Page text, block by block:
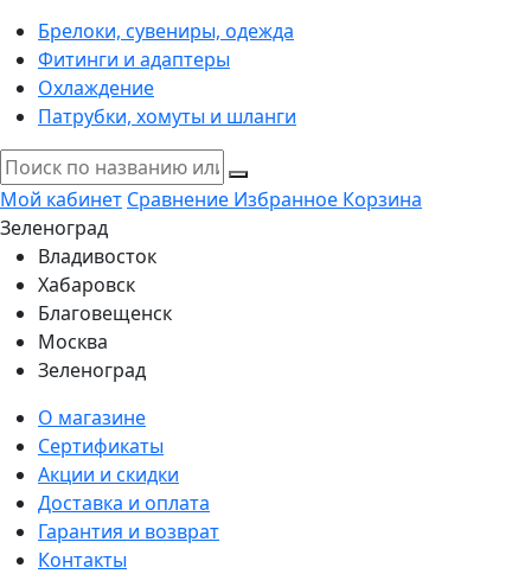
Брелоки, сувениры, одежда
Фитинги и адаптеры
Охлаждение
Патрубки, хомуты и шланги
Мой кабинет Сравнение Избранное Корзина
Зеленоград
Владивосток
Хабаровск
Благовещенск
Москва
Зеленоград
О магазине
Сертификаты
Акции и скидки
Доставка и оплата
Гарантия и возврат
Контакты